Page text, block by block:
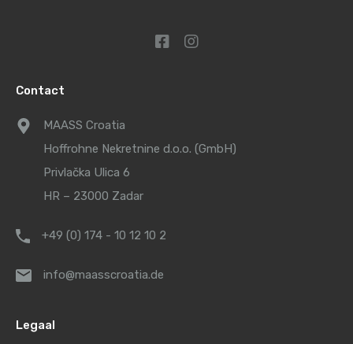
Contact
MAASS Croatia
Hoffrohne Nekretnine d.o.o. (GmbH)
Privlačka Ulica 6
HR – 23000 Zadar
+49 (0) 174 - 10 12 10 2
info@maasscroatia.de
Legaal